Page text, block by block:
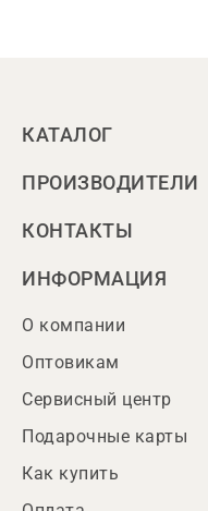
КАТАЛОГ
ПРОИЗВОДИТЕЛИ
КОНТАКТЫ
ИНФОРМАЦИЯ
О компании
Оптовикам
Сервисный центр
Подарочные карты
Как купить